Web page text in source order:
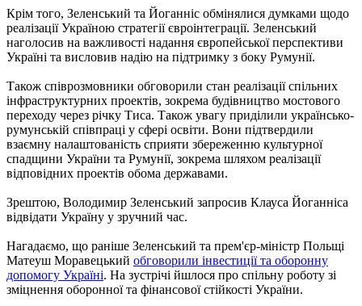
Крім того, Зеленський та Йоганніс обмінялися думками щодо
реалізації Україною стратегії євроінтеграції. Зеленський
наголосив на важливості надання європейської перспективи
Україні та висловив надію на підтримку з боку Румунії.
Також співрозмовники обговорили стан реалізації спільних
інфраструктурних проектів, зокрема будівництво мостового
переходу через річку Тиса. Також увагу приділили українсько-
румунській співпраці у сфері освіти. Вони підтвердили
взаємну налаштованість сприяти збереженню культурної
спадщини України та Румунії, зокрема шляхом реалізації
відповідних проектів обома державами.
Зрештою, Володимир Зеленський запросив Клауса Йоганніса
відвідати Україну у зручний час.
Нагадаємо, що раніше Зеленський та прем'єр-міністр Польщі
Матеуш Моравецький обговорили інвестиції та оборонну
допомогу Україні. На зустрічі йшлося про спільну роботу зі
зміцнення оборонної та фінансової стійкості України.